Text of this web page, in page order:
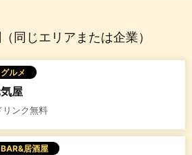
同じエリアまたは企業）
グルメ
屋
リンク無料
BAR&居酒屋